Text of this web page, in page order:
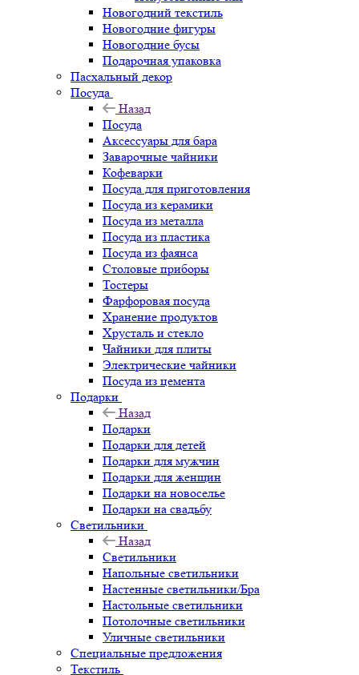
Новогодний текстиль
Новогодние фигуры
Новогодние бусы
Подарочная упаковка
Пасхальный декор
Посуда
Назад
Посуда
Аксессуары для бара
Заварочные чайники
Кофеварки
Посуда для приготовления
Посуда из керамики
Посуда из металла
Посуда из пластика
Посуда из фаянса
Столовые приборы
Тостеры
Фарфоровая посуда
Хранение продуктов
Хрусталь и стекло
Чайники для плиты
Электрические чайники
Посуда из цемента
Подарки
Назад
Подарки
Подарки для детей
Подарки для мужчин
Подарки для женщин
Подарки на новоселье
Подарки на свадьбу
Светильники
Назад
Светильники
Напольные светильники
Настенные светильники/Бра
Настольные светильники
Потолочные светильники
Уличные светильники
Специальные предложения
Текстиль